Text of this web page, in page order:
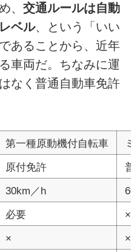
、 交通ルールは自動
ベル、という「いい
あることから、近年
車両だ。ちなみに運
なく普通自動車免許
第一種原動機付自転車
ミ
原付免許
普
30km／h
必要
×
×
×